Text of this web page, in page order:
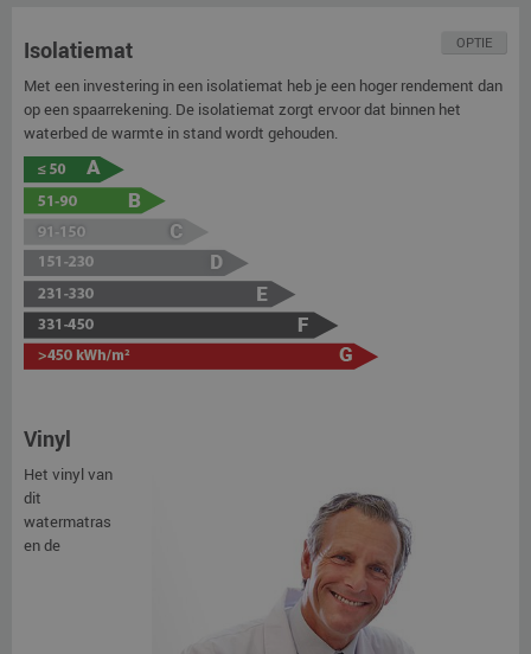
OPTIE
Isolatiemat
Met een investering in een isolatiemat heb je een hoger rendement dan
op een spaarrekening. De isolatiemat zorgt ervoor dat binnen het
waterbed de warmte in stand wordt gehouden.
Vinyl
Het vinyl van
dit
watermatras
en de